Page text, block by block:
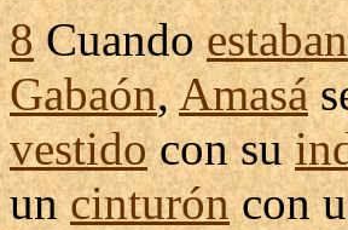
8Cuandoestaban
Gabaón,Amasá
vestidocon su
uncinturóncon